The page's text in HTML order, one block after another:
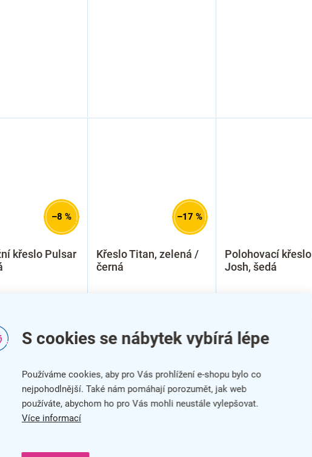
S cookies se nábytek vybírá lépe
Používáme cookies, aby pro Vás prohlížení e-shopu bylo co
nejpohodlnější. Také nám pomáhají porozumět, jak web
používáte, abychom ho pro Vás mohli neustále vylepšovat.
Více informací
–8 %
křeslo Pulsar
–17 %
Křeslo Titan, zelená /
černá
Polohovací křeslo
Josh, šedá